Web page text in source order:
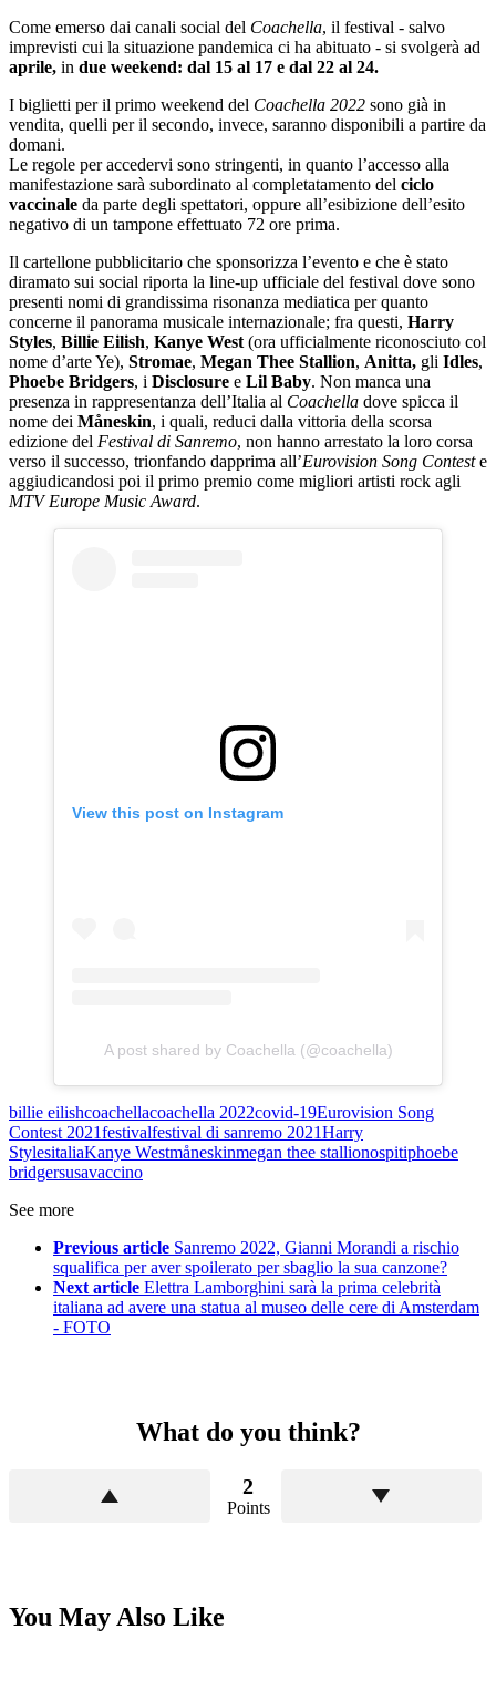
Come emerso dai canali social del Coachella, il festival - salvo
imprevisti cui la situazione pandemica ci ha abituato - si svolgerà ad
aprile, in due weekend: dal 15 al 17 e dal 22 al 24.
I biglietti per il primo weekend del Coachella 2022 sono già in
vendita, quelli per il secondo, invece, saranno disponibili a partire da
domani.
Le regole per accedervi sono stringenti, in quanto l’accesso alla
manifestazione sarà subordinato al completatamento del ciclo
vaccinale da parte degli spettatori, oppure all’esibizione dell’esito
negativo di un tampone effettuato 72 ore prima.
Il cartellone pubblicitario che sponsorizza l’evento e che è stato
diramato sui social riporta la line-up ufficiale del festival dove sono
presenti nomi di grandissima risonanza mediatica per quanto
concerne il panorama musicale internazionale; fra questi, Harry
Styles, Billie Eilish, Kanye West (ora ufficialmente riconosciuto col
nome d’arte Ye), Stromae, Megan Thee Stallion, Anitta, gli Idles,
Phoebe Bridgers, i Disclosure e Lil Baby. Non manca una
presenza in rappresentanza dell’Italia al Coachella dove spicca il
nome dei Måneskin, i quali, reduci dalla vittoria della scorsa
edizione del Festival di Sanremo, non hanno arrestato la loro corsa
verso il successo, trionfando dapprima all’Eurovision Song Conteste
aggiudicandosi poi il primo premio come migliori artisti rock agli
MTV Europe Music Award.
View this post on Instagram
A post shared by Coachella (@coachella)
billie eilishcoachellacoachella 2022covid-19Eurovision Song
Contest 2021festivalfestival di sanremo 2021Harry
StylesitaliaKanye Westmåneskinmegan thee stallionospitiphoebe
bridgersusavaccino
See more
Previous article Sanremo 2022, Gianni Morandi a rischio
squalifica per aver spoilerato per sbaglio la sua canzone?
Next article Elettra Lamborghini sarà la prima celebrità
italiana ad avere una statua al museo delle cere di Amsterdam
- FOTO
What do you think?
2
Points
You May Also Like